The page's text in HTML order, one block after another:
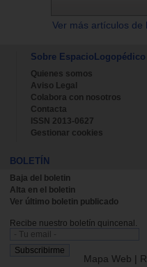
Ver más artículos
Sobre EspacioLogopédico
Quienes somos
Aviso Legal
Colabora con nosotros
Contacta
ISSN 2013-0627
Gestionar cookies
BOLETÍN
Baja del boletin
Alta en el boletin
Ver último boletin publicado
Recibe nuestro boletín quincenal.
Mapa Web |